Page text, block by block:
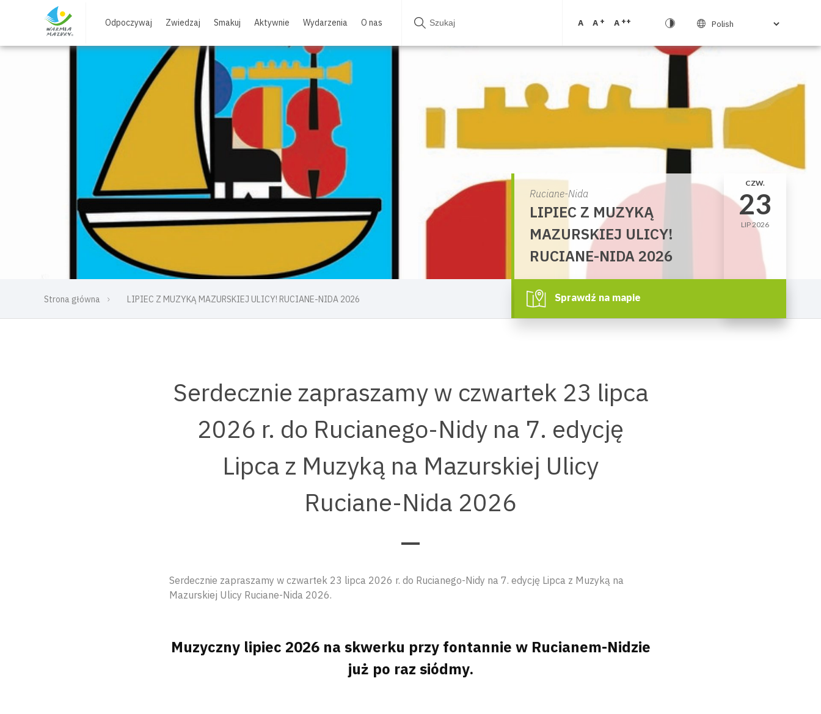
Odpoczywaj Zwiedzaj Smakuj Aktywnie Wydarzenia O nas A A + A ++
Strona główna LIPIEC Z MUZYKĄ MAZURSKIEJ ULICY! RUCIANE-NIDA 2026
Ruciane-Nida
LIPIEC Z MUZYKĄ
MAZURSKIEJ ULICY!
RUCIANE-NIDA 2026
CZW.
23
LIP 2026
Sprawdź na mapie
Serdecznie zapraszamy w czwartek 23 lipca
2026 r. do Rucianego-Nidy na 7. edycję
Lipca z Muzyką na Mazurskiej Ulicy
Ruciane-Nida 2026
Serdecznie zapraszamy w czwartek 23 lipca 2026 r. do Rucianego-Nidy na 7. edycję Lipca z Muzyką na
Mazurskiej Ulicy Ruciane-Nida 2026.
Muzyczny lipiec 2026 na skwerku przy fontannie w Rucianem-Nidzie
już po raz siódmy.